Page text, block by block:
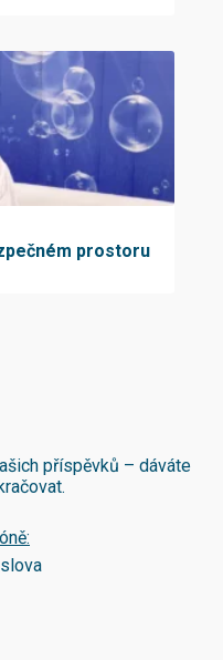
prostoru
příspěvků – dáváte